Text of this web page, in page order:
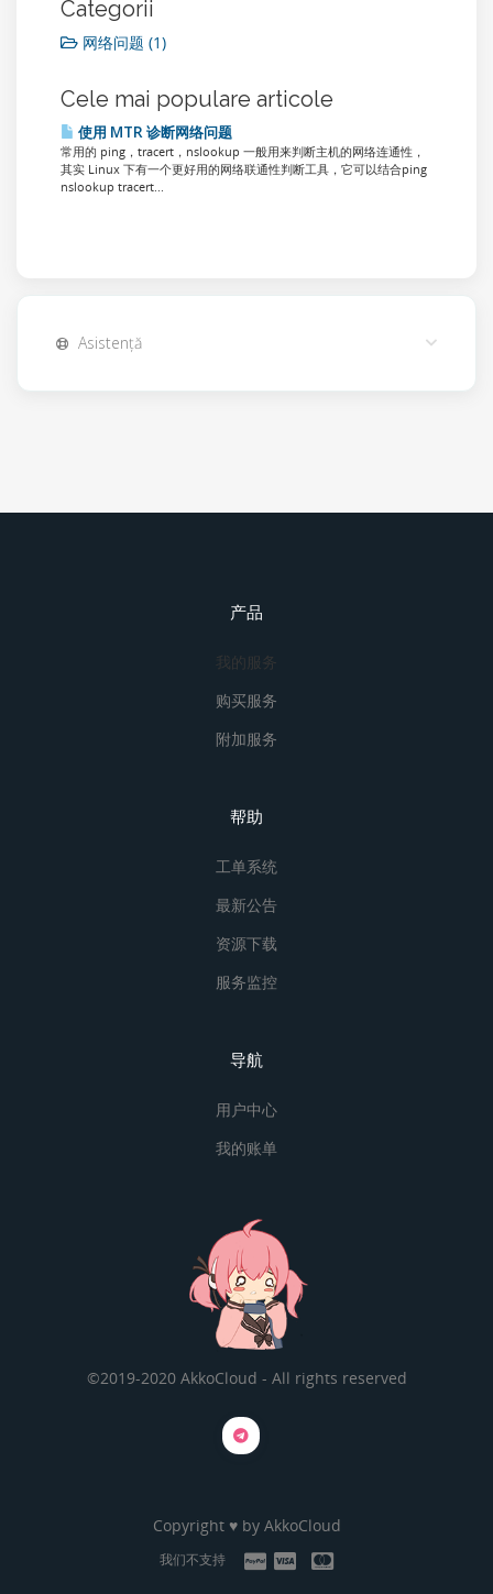
Categorii
网络问题 (1)
Cele mai populare articole
使用 MTR 诊断网络问题
常用的 ping，tracert，nslookup 一般用来判断主机的网络连通性，
其实 Linux 下有一个更好用的网络联通性判断工具，它可以结合ping
nslookup tracert...
Asistență
产品
我的服务
购买服务
附加服务
帮助
工单系统
最新公告
资源下载
服务监控
导航
用户中心
我的账单
©2019-2020 AkkoCloud - All rights reserved
Copyright ♥ by AkkoCloud
我们不支持